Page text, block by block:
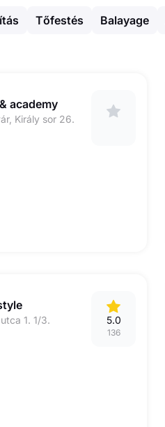
Tőfestés Balayage
academy
Király sor 26.
1. 1/3. 5.0
136